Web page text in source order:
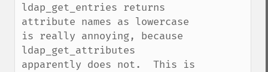
ldap_get_entries returns
attribute names as lowercase
is really annoying, because
ldap_get_attributes
apparently does not.  This is